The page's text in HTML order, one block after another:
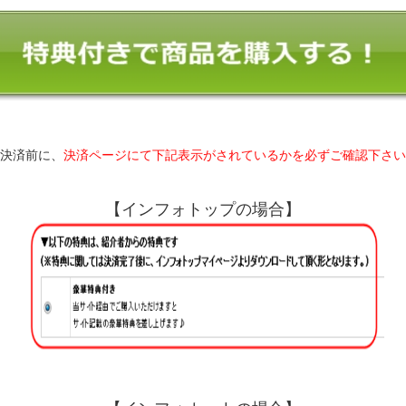
済前に、 決済ページにて下記表示がされているかを必ずご確認下さ
【インフォトップの場合】